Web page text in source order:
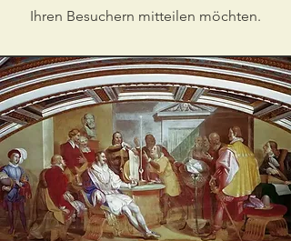
Ihren Besuchern mitteilen möchten.